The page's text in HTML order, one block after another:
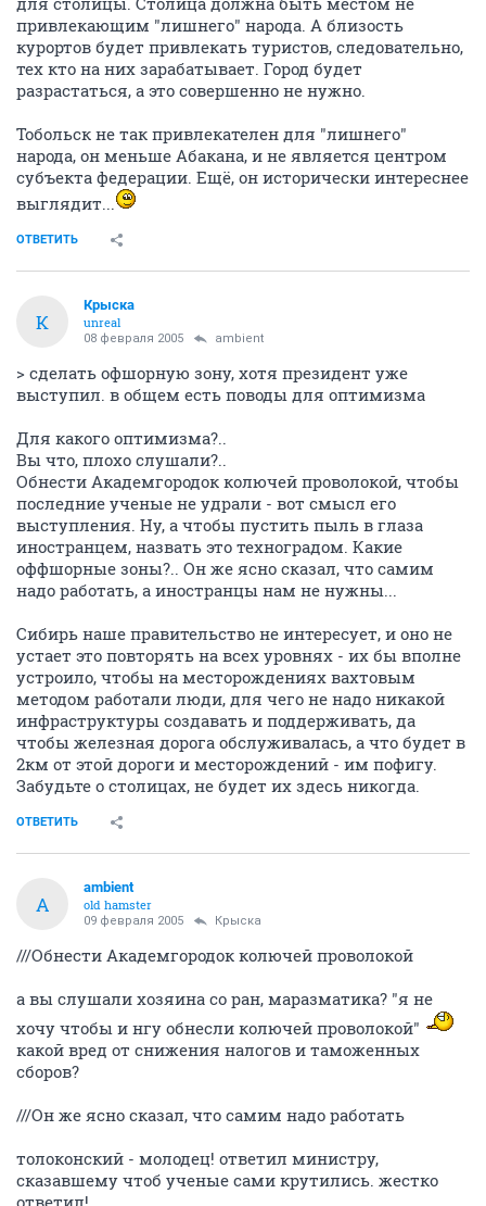
приезжих. К тому же в окрестностях Абакана полно великолепных
(правда пока плохо обустоенных) курортов, из-за чего регион будет
очень привлекательный для туризма и никакого смысла не будет
создавать там торговые и промышленные центры (это только
туристов распугает).
ИМХО, это совершенно лишее качество, т.е. не нужное
для столицы. Столица должна быть местом не
привлекающим "лишнего" народа. А близость
курортов будет привлекать туристов, следовательно,
разрастаться, а это совершенно не нужно.
народа, он меньше Абакана, и не является центром
субъекта федерации. Ещё, он исторически интереснее
ОТВЕТИТЬ
К
Крыска
unreal
08 февраля 2005 ambient
> сделать офшорную зону, хотя президент уже
выступил. в общем есть поводы для оптимизма
Для какого оптимизма?..
Обнести Академгородок колючей проволокой, чтобы
последние ученые не удрали - вот смысл его
выступления. Ну, а чтобы пустить пыль в глаза
иностранцем, назвать это техноградом. Какие
оффшорные зоны?.. Он же ясно сказал, что самим
надо работать, а иностранцы нам не нужны...
Сибирь наше правительство не интересует, и оно не
устроило, чтобы на месторождениях вахтовым
методом работали люди, для чего не надо никакой
чтобы железная дорога обслуживалась, а что будет в
2км от этой дороги и месторождений - им пофигу.
A
old hamster
///Обнести Академгородок колючей проволокой
а вы слушали хозяина со ран, маразматика? "я не
хочу чтобы и нгу обнесли колючей проволокой"